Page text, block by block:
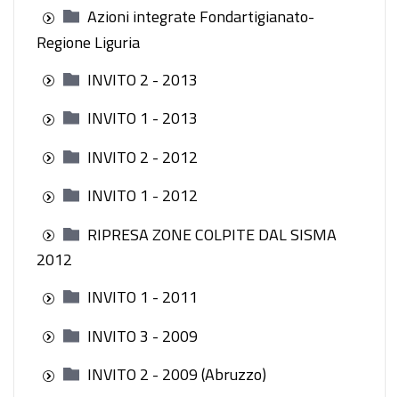
Azioni integrate Fondartigianato-
Regione Liguria
INVITO 2 - 2013
INVITO 1 - 2013
INVITO 2 - 2012
INVITO 1 - 2012
RIPRESA ZONE COLPITE DAL SISMA
2012
INVITO 1 - 2011
INVITO 3 - 2009
INVITO 2 - 2009 (Abruzzo)